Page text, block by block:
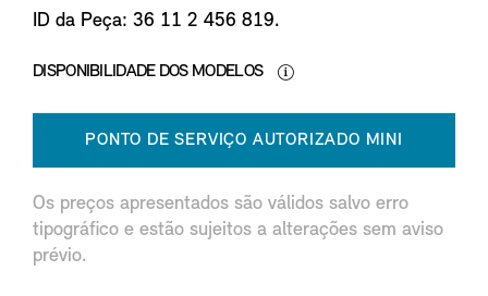
ID da Peça: 36 11 2 456 819.
DISPONIBILIDADE DOS MODELOS
PONTO DE SERVIÇO AUTORIZADO MINI
Os preços apresentados são válidos salvo erro
tipográfico e estão sujeitos a alterações sem aviso
prévio.